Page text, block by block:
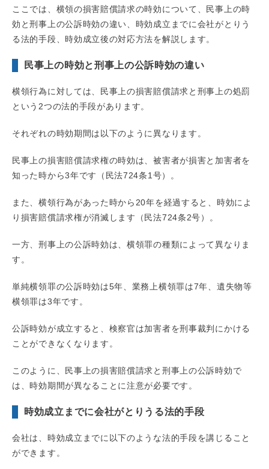
ここでは、横領の損害賠償請求の時効について、民事上の時
効と刑事上の公訴時効の違い、時効成立までに会社がとりう
る法的手段、時効成立後の対応方法を解説します。
民事上の時効と刑事上の公訴時効の違い
横領行為に対しては、民事上の損害賠償請求と刑事上の処罰
という2つの法的手段があります。
それぞれの時効期間は以下のように異なります。
民事上の損害賠償請求権の時効は、被害者が損害と加害者を
知った時から3年です（民法724条1号）。
また、横領行為があった時から20年を経過すると、時効によ
り損害賠償請求権が消滅します（民法724条2号）。
一方、刑事上の公訴時効は、横領罪の種類によって異なりま
す。
単純横領罪の公訴時効は5年、業務上横領罪は7年、遺失物等
横領罪は3年です。
公訴時効が成立すると、検察官は加害者を刑事裁判にかける
ことができなくなります。
このように、民事上の損害賠償請求と刑事上の公訴時効で
は、時効期間が異なることに注意が必要です。
時効成立までに会社がとりうる法的手段
会社は、時効成立までに以下のような法的手段を講じること
ができます。